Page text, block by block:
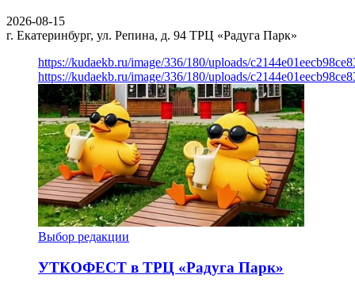
2026-08-15
г. Екатеринбург, ул. Репина, д. 94 ТРЦ «Радуга Парк»
https://kudaekb.ru/image/336/180/uploads/
https://kudaekb.ru/image/336/180/uploads/
Выбор редакции
УТКОФЕСТ в ТРЦ «Радуга Парк»